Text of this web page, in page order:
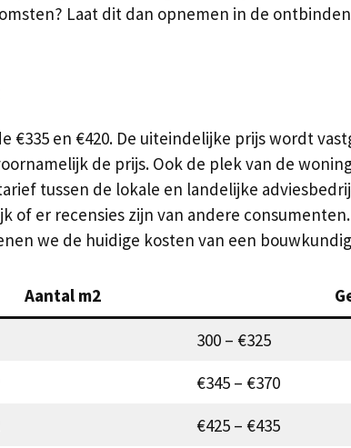
Laat dit dan opnemen in de
€335 en €420. De uiteindelijke prijs wordt
de prijs. Ook de plek van de
tussen de lokale en landelijke
er recensies zijn van andere
we de huidige kosten van een
Aantal m2
300 – €325
€345 – €370
€425 – €435